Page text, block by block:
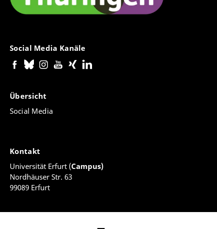
Social Media Kanäle
Übersicht
Social Media
Kontakt
Universität Erfurt (Campus)
Nordhäuser Str. 63
99089 Erfurt